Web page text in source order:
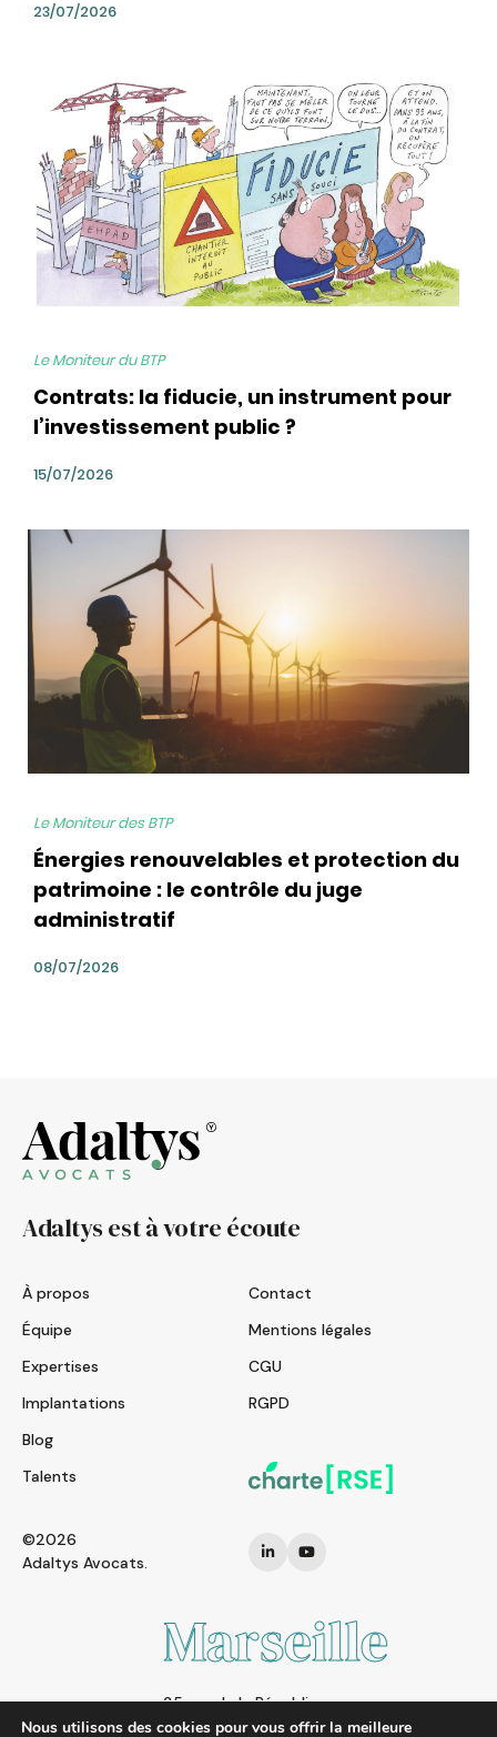
23/07/2026
Le Moniteur du BTP
Contrats: la fiducie, un instrument pour
l’investissement public ?
15/07/2026
bg
Le Moniteur des BTP
Énergies renouvelables et protection du
patrimoine : le contrôle du juge
administratif
08/07/2026
Adaltys est à votre écoute
À propos
Équipe
Expertises
Implantations
Blog
Talents
Contact
Mentions légales
CGU
RGPD
©2026
Adaltys Avocats.
Marseille
25 rue de la République
13002 MARSEILLE
Nous utilisons des cookies pour vous offrir la meilleure